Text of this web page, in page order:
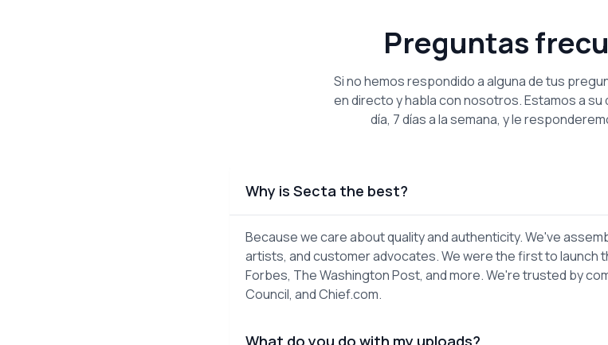
Preguntas
Si no hemos respondido a alguna de tus
en directo y habla con nosotros. Estamos a su
día, 7 días a la semana, y le
Why is Secta the best?
Because we care about quality and authenticity. We've
artists, and customer advocates. We were the first to launch
Forbes, The Washington Post, and more. We're trusted by
Council, and Chief.com.
What do you do with my uploads?